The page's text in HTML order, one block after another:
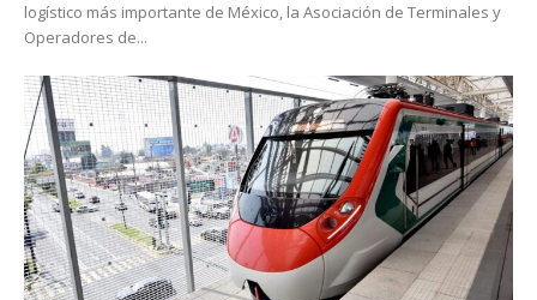
logístico más importante de México, la Asociación de Terminales y
Operadores de...